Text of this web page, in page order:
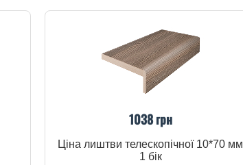
1038 грн
Ціна лиштви телескопічної 10*70 мм
1 бік